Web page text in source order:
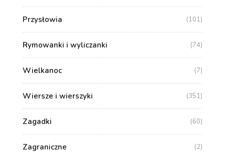
Przysłowia (101)
Rymowanki i wyliczanki (74)
Wielkanoc (7)
Wiersze i wierszyki (351)
Zagadki (60)
Zagraniczne (2)